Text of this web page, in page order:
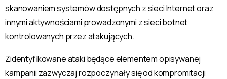
skanowaniem systemów dostępnych z sieci Internet oraz
innymi aktywnościami prowadzonymi z sieci botnet
kontrolowanych przez atakujących.
Zidentyfikowane ataki będące elementem opisywanej
kampanii zazwyczaj rozpoczynały się od kompromitacji